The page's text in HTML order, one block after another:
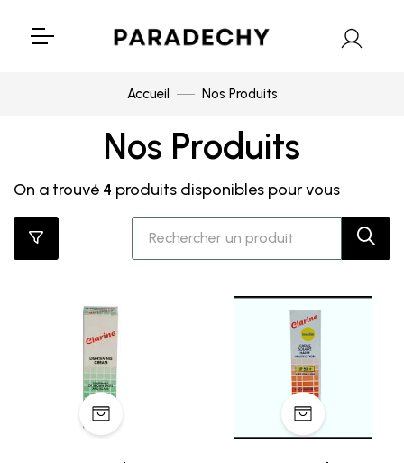
Accueil Nos Produits
Nos Produits
On a trouvé 4 produits disponibles pour vous